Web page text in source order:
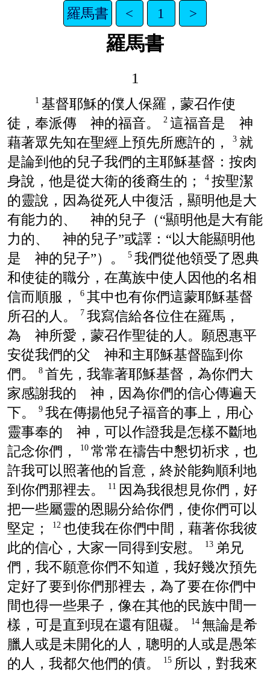
羅馬書 < 1 >
羅馬書
1
1 基督耶穌的僕人保羅，蒙召作使
徒，奉派傳 神的福音。
2 這福音是 神
藉著眾先知在聖經上預先所應許的，
3 就
是論到他的兒子我們的主耶穌基督：按肉
身說，他是從大衛的後裔生的；
4 按聖潔
的靈說，因為從死人中復活，顯明他是大
有能力的、 神的兒子（“顯明他是大有能
力的、 神的兒子”或譯：“以大能顯明他
是 神的兒子”）。
5 我們從他領受了恩典
和使徒的職分，在萬族中使人因他的名相
信而順服，
6 其中也有你們這蒙耶穌基督
所召的人。
7 我寫信給各位住在羅馬，
為 神所愛，蒙召作聖徒的人。願恩惠平
安從我們的父 神和主耶穌基督臨到你
們。
8 首先，我靠著耶穌基督，為你們大
家感謝我的 神，因為你們的信心傳遍天
下。
9 我在傳揚他兒子福音的事上，用心
靈事奉的 神，可以作證我是怎樣不斷地
記念你們，
10 常常在禱告中懇切祈求，也
許我可以照著他的旨意，終於能夠順利地
到你們那裡去。
11 因為我很想見你們，好
把一些屬靈的恩賜分給你們，使你們可以
堅定；
12 也使我在你們中間，藉著你我彼
此的信心，大家一同得到安慰。
13 弟兄
們，我不願意你們不知道，我好幾次預先
定好了要到你們那裡去，為了要在你們中
間也得一些果子，像在其他的民族中間一
樣，可是直到現在還有阻礙。
14 無論是希
臘人或是未開化的人，聰明的人或是愚笨
的人，我都欠他們的債。
15 所以，對我來